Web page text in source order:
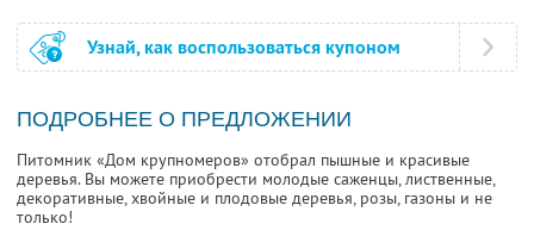
Узнай, как воспользоваться купоном
ПОДРОБНЕЕ О ПРЕДЛОЖЕНИИ
Питомник «Дом крупномеров» отобрал пышные и красивые
деревья. Вы можете приобрести молодые саженцы, лиственные,
декоративные, хвойные и плодовые деревья, розы, газоны и не
только!